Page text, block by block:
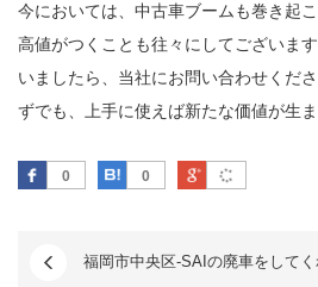
今においては、中古車ブームも巻き起
高値がつくことも往々にしてございま
いましたら、当社にお問い合わせくだ
ずでも、上手に使えば新たな価値が生
0
Facebook 0
はてなブックマーク
Google Plus
福岡市中央区-SAIの廃車をして